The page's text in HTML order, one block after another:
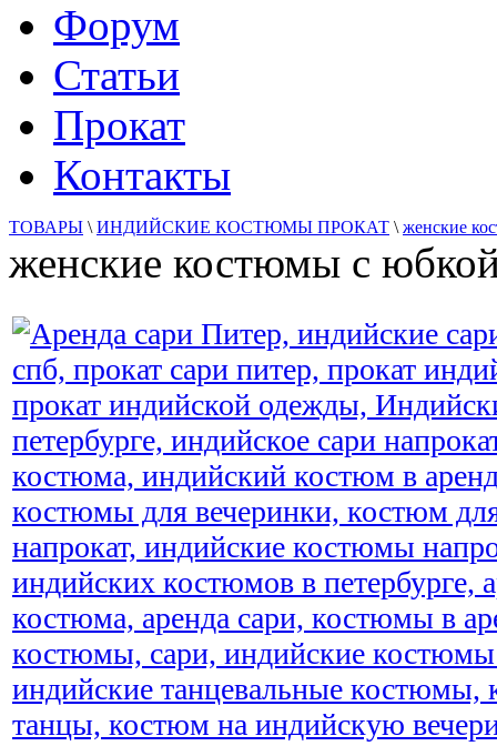
Форум
Статьи
Прокат
Контакты
ТОВАРЫ \ ИНДИЙСКИЕ КОСТЮМЫ ПРОКАТ \ женские
женские костюмы с